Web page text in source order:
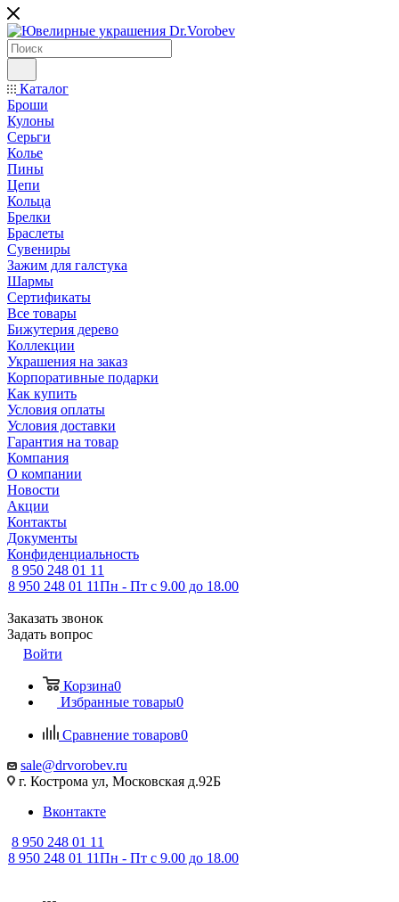
Каталог
Броши
Кулоны
Серьги
Колье
Пины
Цепи
Кольца
Брелки
Браслеты
Сувениры
Зажим для галстука
Шармы
Сертификаты
Все товары
Бижутерия дерево
Коллекции
Украшения на заказ
Корпоративные подарки
Как купить
Условия оплаты
Условия доставки
Гарантия на товар
Компания
О компании
Новости
Акции
Контакты
Документы
Конфиденциальность
8 950 248 01 11
8 950 248 01 11Пн - Пт с 9.00 до 18.00
Заказать звонок
Задать вопрос
Войти
Корзина0
Избранные товары0
Сравнение товаров0
sale@drvorobev.ru
г. Кострома ул, Московская д.92Б
Вконтакте
8 950 248 01 11
8 950 248 01 11Пн - Пт с 9.00 до 18.00